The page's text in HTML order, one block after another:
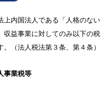
上内国法人である「人格のない
収益事業に対してのみ以下の税
（法人税法第３条、第４条）
事業税等